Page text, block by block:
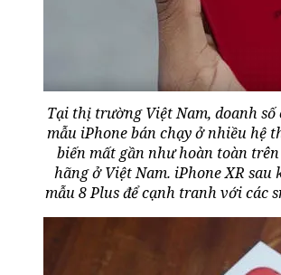
Tại thị trường Việt Nam, doanh
mẫu iPhone bán chạy ở nhiều hệ
biến mất gần như hoàn toàn
hãng ở Việt Nam. iPhone XR
mẫu 8 Plus để cạnh tranh với các